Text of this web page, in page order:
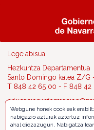
Lege abisua
Hezkuntza Departamentua
Santo Domingo kalea Z/G
T 848 42 65 00 - F 848 42
Webgune honek cookieak
nabigazio azturak aztertuz
ahal diezazugun.